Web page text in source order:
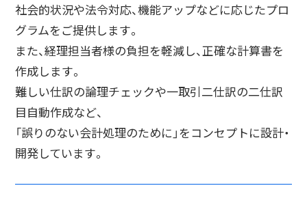
社会的状況や法令対応、機能アップなどに応じたプロ
グラムをご提供します。
また、経理担当者様の負担を軽減し、正確な計算書を
作成します。
難しい仕訳の論理チェックや一取引二仕訳の二仕訳
目自動作成など、
「誤りのない会計処理のために」をコンセプトに設計・
開発しています。